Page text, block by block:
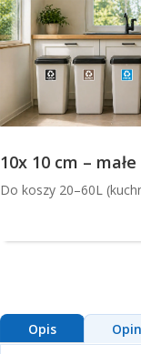
10x 10 cm –
Do koszy 20–60L
Opis